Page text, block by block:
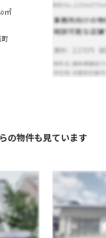
㎡
町
の物件も見ています